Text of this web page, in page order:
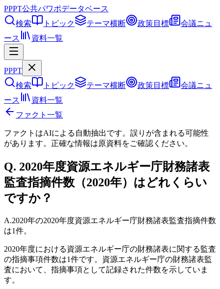
PPPT公共パワポデータベース
検索
トピック テーマ横断 政策目標
会議ニュ
ース
資料一覧
PPPT
検索
トピック テーマ横断 政策目標
会議ニュ
ース
資料一覧
ファクト一覧
ファクトはAIによる自動抽出です。誤りが含まれる可能性
があります。正確な情報は原資料をご確認ください。
Q. 2020年度資源エネルギー庁財務諸表
監査指摘件数（2020年）はどれくらい
ですか？
A.2020年の2020年度資源エネルギー庁財務諸表監査指摘件数
は1件。
2020年度における資源エネルギー庁の財務諸表に関する監査
の指摘事項件数は1件です。資源エネルギー庁の財務諸表監
査において、指摘事項として記録された件数を示していま
す。